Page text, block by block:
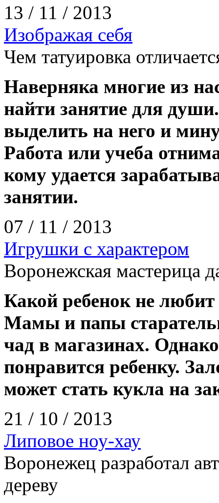
13 / 11 / 2013
Изображая себя
Чем татуировка
Наверняка многие из
найти занятие для
выделить на него и
Работа или учеба
кому удается
занятии.
07 / 11 / 2013
Игрушки с характером
Воронежская мастерица
Какой ребенок не
Мамы и папы
чад в магазинах.
понравится ребенку.
может стать кукла на
21 / 10 / 2013
Липовое ноу-хау
Воронежец разработал
дереву